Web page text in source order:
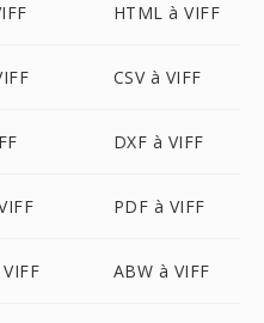
HTML à VIFF
CSV à VIFF
DXF à VIFF
PDF à VIFF
ABW à VIFF